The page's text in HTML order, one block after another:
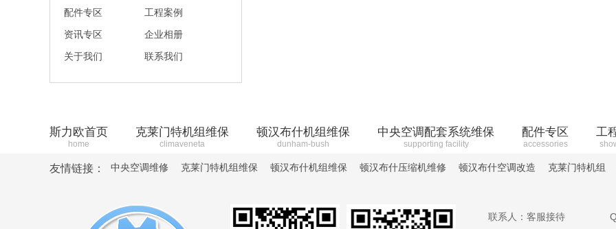
配件专区
工程案例
资讯专区
企业相册
关于我们
联系我们
斯力欧首页
home
克莱门特机组维保
climaveneta
顿汉布什机组维保
dunham-bush
中央空调配套系统维保
supporting facility
配件专区
accessories
工
友情链接： 中央空调维修 克莱门特机组维保 顿汉布什机组维保 顿汉布什压缩机维修 顿汉布什空调改造 克莱门特机组
联系人：客服接待